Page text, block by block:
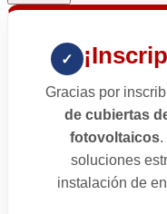
✓
Gracias por
de cubiertas
fotovoltaicos.
soluciones
instalación de